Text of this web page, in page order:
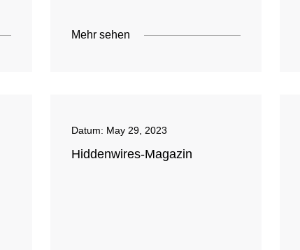
Mehr sehen
Datum: May 29, 2023
Hiddenwires-Magazin